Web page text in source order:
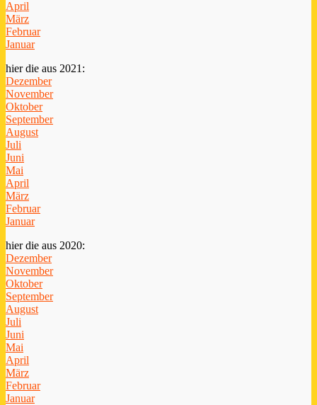
April
März
Februar
Januar
hier die aus 2021:
Dezember
November
Oktober
September
August
Juli
Juni
Mai
April
März
Februar
Januar
hier die aus 2020:
Dezember
November
Oktober
September
August
Juli
Juni
Mai
April
März
Februar
Januar